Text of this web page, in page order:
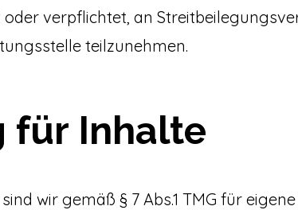
oder verpflichtet, an
teilzunehmen.
für Inhalte
wir gemäß § 7 Abs.1 TMG für